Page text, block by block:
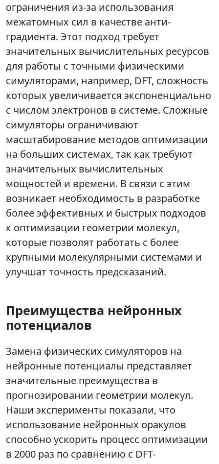
ограничения из-за использования
межатомных сил в качестве анти-
градиента. Этот подход требует
значительных вычислительных ресурсов
для работы с точными физическими
симуляторами, например, DFT, сложность
которых увеличивается экспоненциально
с числом электронов в системе. Сложные
симуляторы ограничивают
масштабирование методов оптимизации
на больших системах, так как требуют
значительных вычислительных
мощностей и времени. В связи с этим
возникает необходимость в разработке
более эффективных и быстрых подходов
к оптимизации геометрии молекул,
которые позволят работать с более
крупными молекулярными системами и
улучшат точность предсказаний.
Преимущества нейронных
потенциалов
Замена физических симуляторов на
нейронные потенциалы представляет
значительные преимущества в
прогнозировании геометрии молекул.
Наши эксперименты показали, что
использование нейронных оракулов
способно ускорить процесс оптимизации
в 2000 раз по сравнению с DFT-